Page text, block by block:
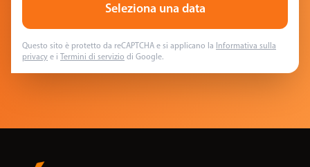
Seleziona una data
Questo sito è protetto da reCAPTCHA e si applicano la Informativa sulla
privacy e i Termini di servizio di Google.